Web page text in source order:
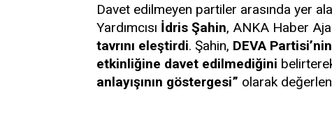
Davet edilmeyen partiler arasında yer
Yardımcısı İdris Şahin, ANKA Haber
tavrını eleştirdi. Şahin, DEVA
etkinliğine davet edilmediğini
anlayışının göstergesi” olarak